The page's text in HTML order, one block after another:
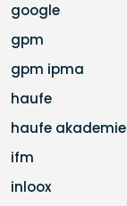
google
gpm
gpm ipma
haufe
haufe akademie
ifm
inloox